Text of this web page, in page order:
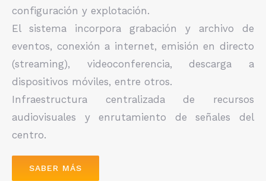
configuración y explotación.
El sistema incorpora grabación y archivo de
eventos, conexión a internet, emisión en directo
(streaming), videoconferencia, descarga a
dispositivos móviles, entre otros.
Infraestructura centralizada de recursos
audiovisuales y enrutamiento de señales del
centro.
SABER MÁS